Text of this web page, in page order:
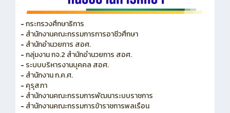
- กระทรวงศึกษาธิการ
- สำนักงานคณะกรรมการการอาชีวศึกษา
- สำนักอำนวยการ สอศ.
- กลุ่มงาน กจ.2 สำนักอำนวยการ สอศ.
- ระบบบริหารงานบุคคล สอศ.
- สำนักงาน ก.ค.ศ.
- คุรุสภา
- สำนักงานคณะกรรมการพัฒนาระบบราชการ